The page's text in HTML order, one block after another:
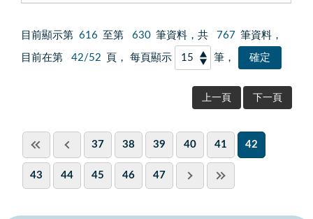
目前顯示第 616 至第 630 筆資料，共 767 筆資料，
目前在第 42/52 頁， 每頁顯示 筆，
上一頁 下一頁
37 38 39 40 41 42
43 44 45 46 47